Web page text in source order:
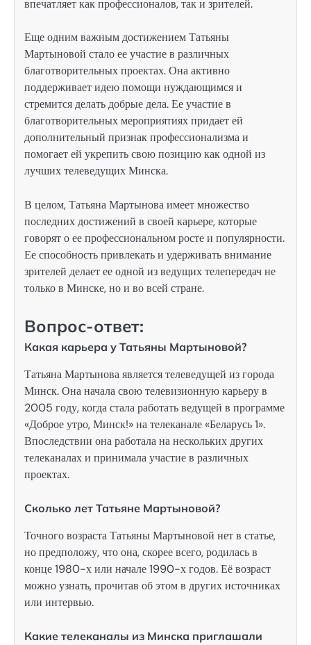
впечатляет как профессионалов, так и зрителей.
Еще одним важным достижением Татьяны
Мартыновой стало ее участие в различных
благотворительных проектах. Она активно
поддерживает идею помощи нуждающимся и
стремится делать добрые дела. Ее участие в
благотворительных мероприятиях придает ей
дополнительный признак профессионализма и
помогает ей укрепить свою позицию как одной из
лучших телеведущих Минска.
В целом, Татьяна Мартынова имеет множество
последних достижений в своей карьере, которые
говорят о ее профессиональном росте и популярности.
Ее способность привлекать и удерживать внимание
зрителей делает ее одной из ведущих телепередач не
только в Минске, но и во всей стране.
Вопрос-ответ:
Какая карьера у Татьяны Мартыновой?
Татьяна Мартынова является телеведущей из города
Минск. Она начала свою телевизионную карьеру в
2005 году, когда стала работать ведущей в программе
«Доброе утро, Минск!» на телеканале «Беларусь 1».
Впоследствии она работала на нескольких других
телеканалах и принимала участие в различных
проектах.
Сколько лет Татьяне Мартыновой?
Точного возраста Татьяны Мартыновой нет в статье,
но предположу, что она, скорее всего, родилась в
конце 1980-х или начале 1990-х годов. Её возраст
можно узнать, прочитав об этом в других источниках
или интервью.
Какие телеканалы из Минска приглашали